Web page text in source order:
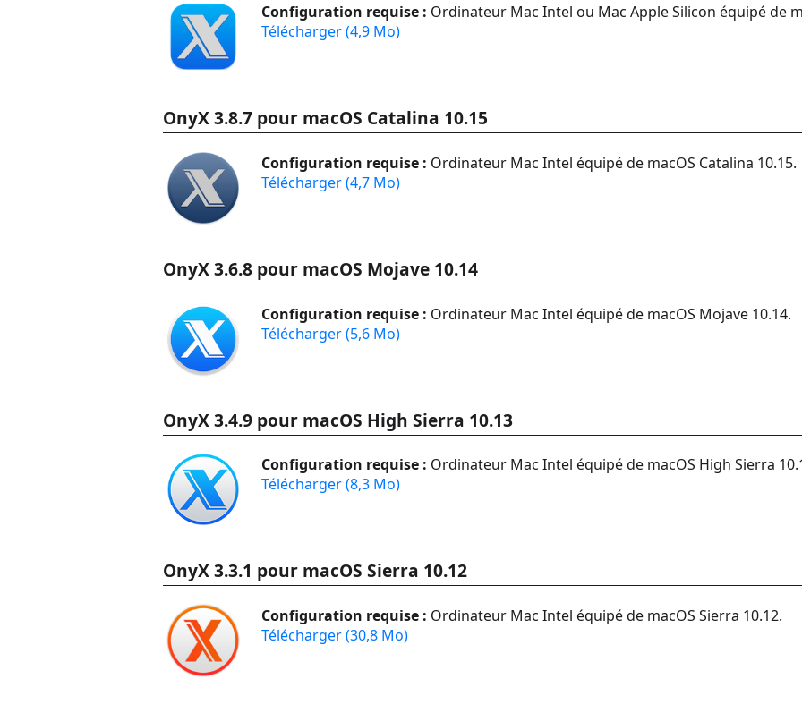
Configuration requise : Ordinateur Mac Intel ou Mac Apple Silicon équipé de
Télécharger (4,9 Mo)
OnyX 3.8.7 pour macOS Catalina 10.15
Configuration requise : Ordinateur Mac Intel équipé de macOS Catalina 10.15.
Télécharger (4,7 Mo)
OnyX 3.6.8 pour macOS Mojave 10.14
Configuration requise : Ordinateur Mac Intel équipé de macOS Mojave 10.14.
Télécharger (5,6 Mo)
OnyX 3.4.9 pour macOS High Sierra 10.13
Configuration requise : Ordinateur Mac Intel équipé de macOS High Sierra
Télécharger (8,3 Mo)
OnyX 3.3.1 pour macOS Sierra 10.12
Configuration requise : Ordinateur Mac Intel équipé de macOS Sierra 10.12.
Télécharger (30,8 Mo)